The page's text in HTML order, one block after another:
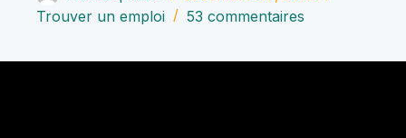
Trouver un emploi
53 commentaires